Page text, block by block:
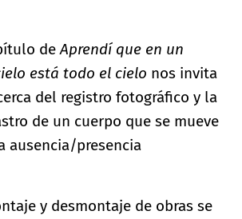
deAprendí que en un
está todo el cielo nos invita
del registro fotográfico y la
de un cuerpo que se mueve
ausencia/presencia
y desmontaje de obras se